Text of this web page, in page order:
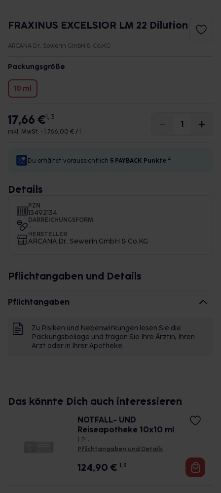
FRAXINUS EXCELSIOR LM 22 Dilution
ARCANA Dr. Sewerin GmbH & Co.KG
Packungsgröße
10 ml
17,66 €1, 3
inkl. MwSt. • 1.766,00 € / l
Du erhältst voraussichtlich 5 PAYBACK Punkte 4
Details
PZN
13492134
DARREICHUNGSFORM
-
HERSTELLER
ARCANA Dr. Sewerin GmbH & Co.KG
Pflichtangaben und Details
Pflichtangaben
Zu Risiken und Nebenwirkungen lesen Sie die
Packungsbeilage und fragen Sie Ihre Ärztin, Ihren
Arzt oder in Ihrer Apotheke.
Das könnte Dich auch interessieren
NOTFALL- UND
Reiseapotheke 10x10 ml
1 P •
Pflichtangaben und Details
124,90 € 1, 3